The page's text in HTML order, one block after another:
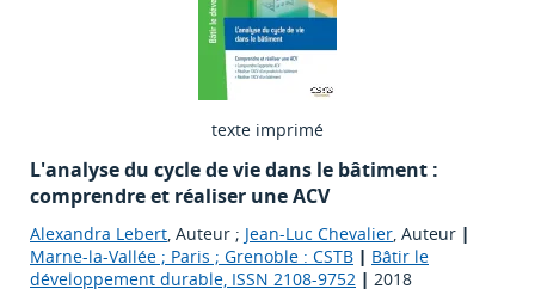
texte imprimé
L'analyse du cycle de vie dans le bâtiment :
comprendre et réaliser une ACV
Alexandra Lebert, Auteur ; Jean-Luc Chevalier, Auteur |
Marne-la-Vallée ; Paris ; Grenoble : CSTB | Bâtir le
développement durable, ISSN 2108-9752 | 2018